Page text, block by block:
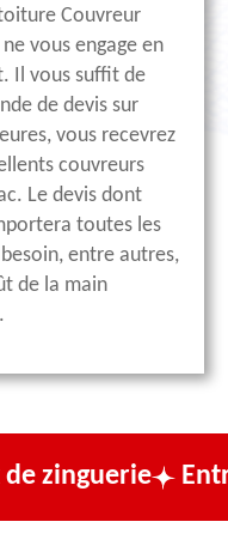
Couvreur
vous engage en
Il vous suffit de
de devis sur
vous recevrez
couvreurs
Le devis dont
toutes les
entre autres,
de la main
Entreprise